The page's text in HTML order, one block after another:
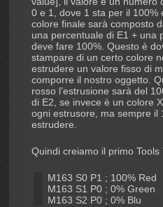
0 e 1, dove 1 sta per il 100%
colore finale sarà composto
una percentuale di E1 + una
deve fare 100%. Questo è
stampare di un certo colore
estrudere un valore fisso di
comporre il nostro oggetto.
rosso l’estrusione sarà del
di E2, se invece è un colore
ogni estrusore, ma sempre il
estrudere.
Quindi creiamo il primo
M163 S0 P1 ; 100% Red
M163 S1 P0 ; 0% Green
M163 S2 P0 ; 0% Blu